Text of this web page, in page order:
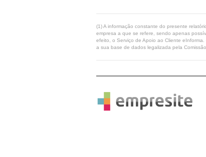
(1) A informação constante do presente
empresa a que se refere, sendo apenas
efeito, o Serviço de Apoio ao Cliente
a sua base de dados legalizada pela